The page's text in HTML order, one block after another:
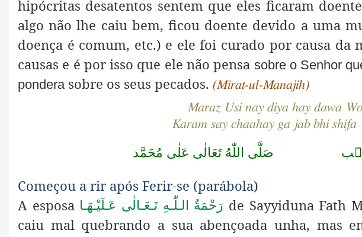
hipócritas desatentos sentem que eles ficaram
algo não lhe caiu bem, ficou doente devido a uma
doença é comum, etc.) e ele foi curado por causa da
causas e é por isso que ele não pensa sobre o Senhor
pondera sobre os seus pecados. (Mirat-ul-Manajih)
Maraz Usi nay diya hay dawa
Karam say chaahay ga jab bhi shifa
صَلَّى اللّٰهُ تَعَالٰى عَلٰى مُحَمَّد
Começou a rir após Ferir-se (parábola)
A esposa رَحْمَةُ الـلّٰـهِ تَـعَـالٰی عَـلَيْـهَـا de Sayyiduna Fath
caiu mal quebrando a sua abençoada unha, mas